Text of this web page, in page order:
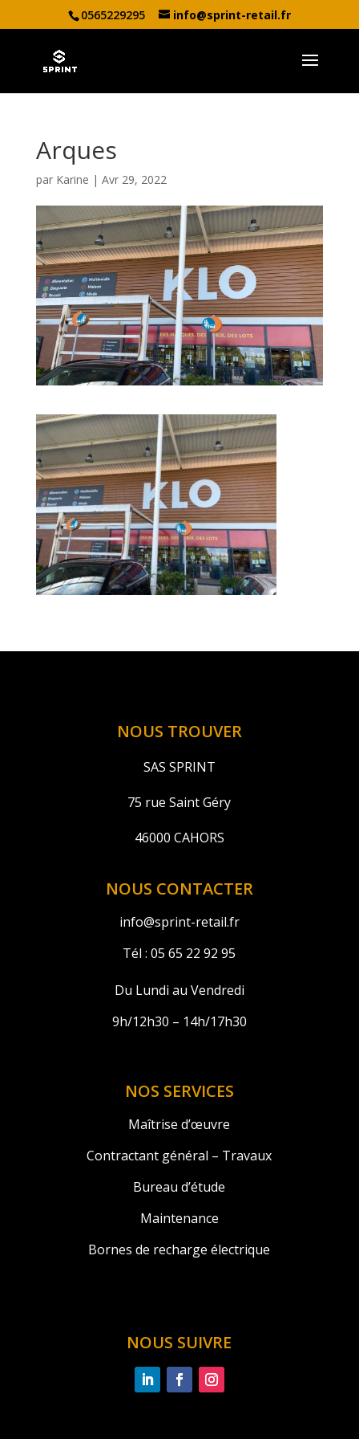
0565229295 info@sprint-retail.fr
Arques
par Karine | Avr 29, 2022
NOUS TROUVER
SAS SPRINT
75 rue Saint Géry
46000 CAHORS
NOUS CONTACTER
info@sprint-retail.fr
Tél : 05 65 22 92 95
Du Lundi au Vendredi
9h/12h30 – 14h/17h30
NOS SERVICES
Maîtrise d’œuvre
Contractant général – Travaux
Bureau d’étude
Maintenance
Bornes de recharge électrique
NOUS SUIVRE